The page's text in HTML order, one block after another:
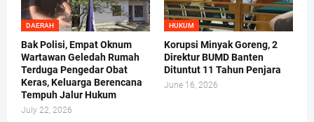
DAERAH
Bak Polisi, Empat Oknum
Wartawan Geledah Rumah
Terduga Pengedar Obat
Keras, Keluarga Berencana
Tempuh Jalur Hukum
July 22, 2026
HUKUM
Korupsi Minyak Goreng, 2
Direktur BUMD Banten
Dituntut 11 Tahun Penjara
June 16, 2026